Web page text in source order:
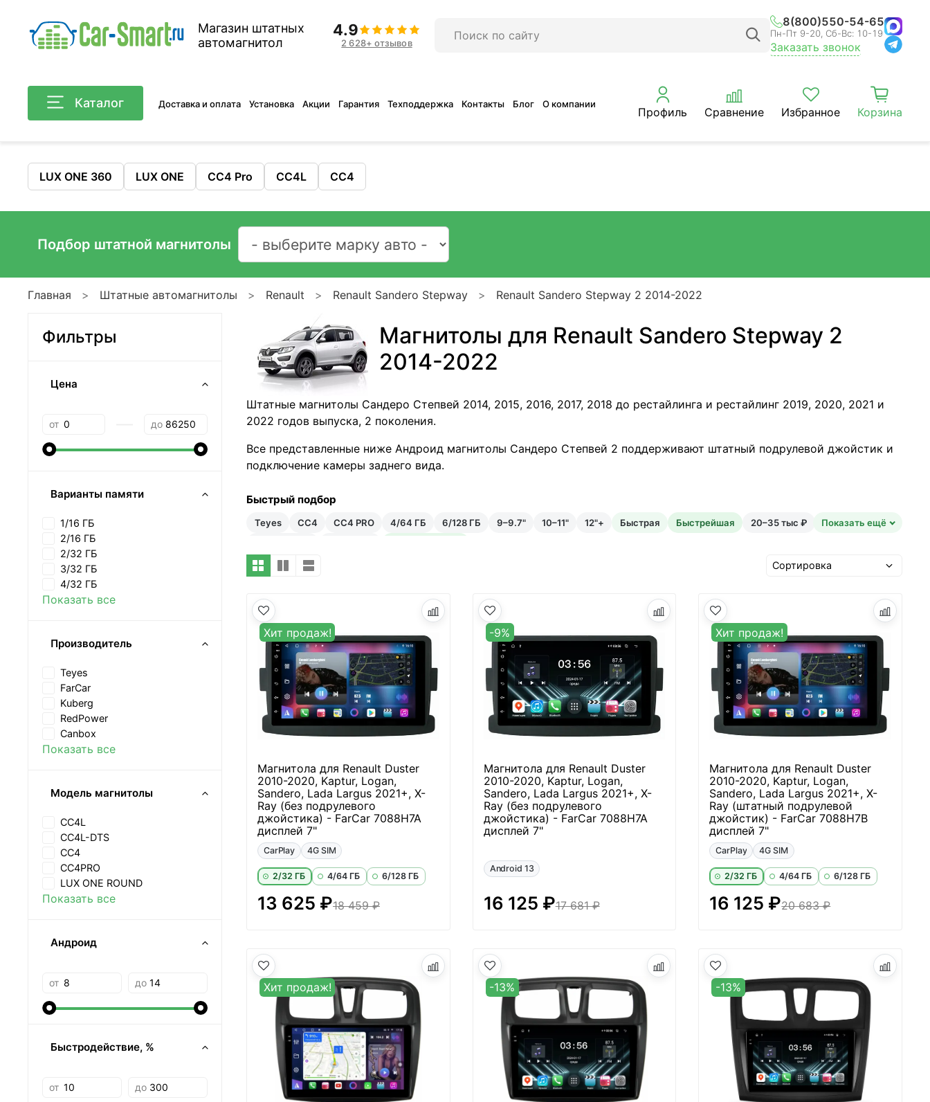
Магазин штатных
автомагнитол
4.9
2 628+ отзывов
8(800)550-54-65
Пн-Пт 9-20, Сб-Вс: 10-19
Заказать звонок
Каталог Доставка и оплата Установка Акции Гарантия Техподдержка Контакты Блог О компании
Профиль Сравнение Избранное Корзина
LUX ONE 360 LUX ONE CC4 Pro CC4L CC4
Подбор штатной магнитолы
Главная Штатные автомагнитолы Renault Renault Sandero Stepway Renault Sandero Stepway 2 2014-2022
Магнитолы для Renault Sandero Stepway 2
2014-2022
Штатные магнитолы Сандеро Степвей 2014, 2015, 2016, 2017, 2018 до рестайлинга и рестайлинг 2019, 2020, 2021 и
2022 годов выпуска, 2 поколения.
Все представленные ниже Андроид магнитолы Сандеро Степвей 2 поддерживают штатный подрулевой джойстик и
подключение камеры заднего вида.
Быстрый подбор
Teyes CC4 CC4 PRO 4/64 ГБ 6/128 ГБ 9–9.7" 10–11" 12"+ Быстрая Быстрейшая
20–35 тыс ₽
Показать ещё
Хит продаж!
Магнитола для Renault Duster
2010-2020, Kaptur, Logan,
Sandero, Lada Largus 2021+, X-
Ray (без подрулевого
джойстика) - FarCar 7088H7A
дисплей 7"
CarPlay 4G SIM
2/32 ГБ 4/64 ГБ 6/128 ГБ
13 625 ₽18 459 ₽
-9%
Магнитола для Renault Duster
2010-2020, Kaptur, Logan,
Sandero, Lada Largus 2021+, X-
Ray (без подрулевого
джойстика) - FarCar 7088H7A
дисплей 7"
Android 13
17 681 ₽
16 125 ₽
Хит продаж!
Магнитола для Renault Duster
2010-2020, Kaptur, Logan,
Sandero, Lada Largus 2021+, X-
Ray (штатный подрулевой
джойстик) - FarCar 7088H7B
дисплей 7"
CarPlay 4G SIM
2/32 ГБ 4/64 ГБ 6/128 ГБ
16 125 ₽20 683 ₽
Хит продаж! -13% -13%
Фильтры
Цена
от до
Варианты памяти
1/16 ГБ
2/16 ГБ
2/32 ГБ
3/32 ГБ
4/32 ГБ
Показать все
Производитель
Teyes
FarCar
Kuberg
RedPower
Canbox
Показать все
Модель магнитолы
CC4L
CC4L-DTS
CC4
CC4PRO
LUX ONE ROUND
Показать все
Андроид
от до
Быстродействие, %
от до